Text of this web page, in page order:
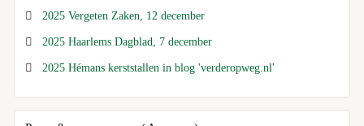
2025 Vergeten Zaken, 12 december
2025 Haarlems Dagblad, 7 december
2025 Hémans kerststallen in blog 'verderopweg.nl'